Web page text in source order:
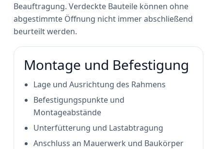
Beauftragung. Verdeckte Bauteile können ohne
abgestimmte Öffnung nicht immer abschließend
beurteilt werden.
Montage und Befestigung
Lage und Ausrichtung des Rahmens
Befestigungspunkte und
Montageabstände
Unterfütterung und Lastabtragung
Anschluss an Mauerwerk und Baukörper